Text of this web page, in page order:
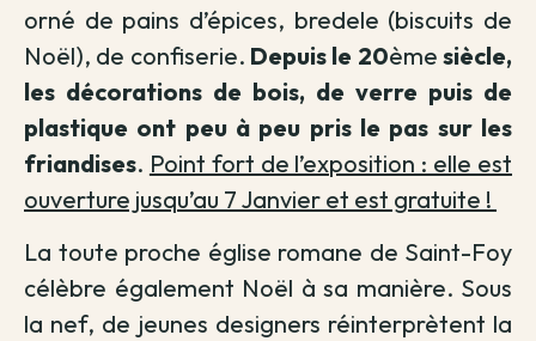
orné de pains d’épices, bredele (biscuits de
Noël), de confiserie. Depuis le 20ème siècle,
les décorations de bois, de verre puis de
plastique ont peu à peu pris le pas sur les
friandises. Point fort de l’exposition : elle est
ouverture jusqu’au 7 Janvier et est gratuite !
La toute proche église romane de Saint-Foy
célèbre également Noël à sa manière. Sous
la nef, de jeunes designers réinterprètent la